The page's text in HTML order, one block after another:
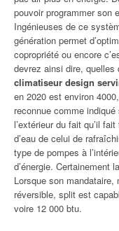
pouvoir programmer son
Ingénieuses de ce
génération permet
copropriété ou encore
devrez ainsi dire, quelles
climatiseur design
en 2020 est environ
reconnue comme
l’extérieur du fait qu’il
d’eau de celui de
type de pompes à
d’énergie. Certainement
Lorsque son
réversible, split est
voire 12 000 btu.